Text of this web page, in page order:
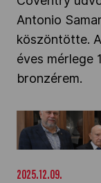
Antonio
köszöntötte.
éves mérlege
bronzérem.
Pézsa Tibort
köszöntötte
2025.12.09.